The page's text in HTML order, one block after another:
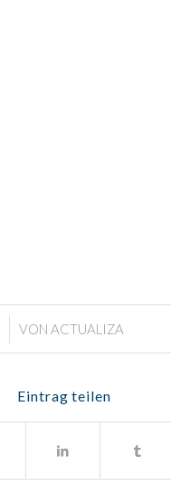
VON ACTUALIZA
Eintrag teilen